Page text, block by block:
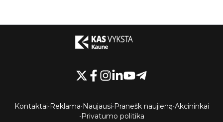
Kontaktai•Reklama•Naujausi•Pranešk naujieną•Akcininkai
•Privatumo politika